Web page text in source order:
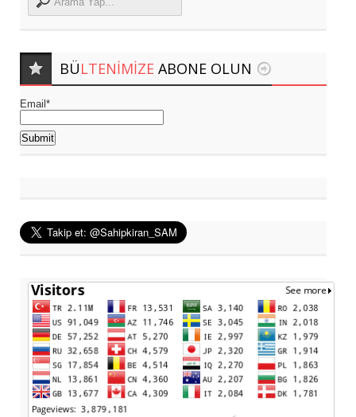
BÜLTENIMIZE ABONE OLUN
Email*